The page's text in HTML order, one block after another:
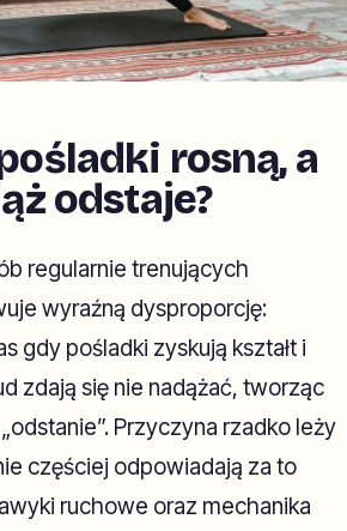
rosną, a
odstaje?
regularnie trenujących
wyraźną dysproporcję:
gdy pośladki zyskują kształt i
zdają się nie nadążać, tworząc
Przyczyna rzadko leży
częściej odpowiadają za to
ruchowe oraz mechanika